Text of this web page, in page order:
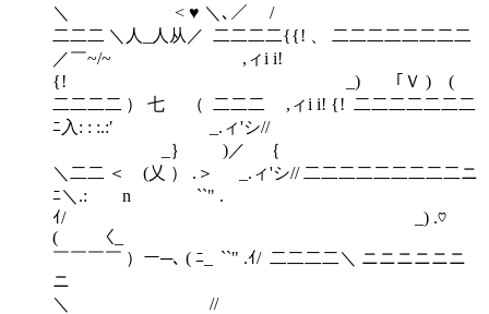
＼ < ♥ ＼､／ /
二二二 ＼人_人从／ 二二二二{{! 、 二二二二二二二二
／￣~/~ ,ィi i!
{! _) ｢Ｖ ) (
二二二二 ） 七 （ 二二二 ,ィi i! {! 二二二二二二二
ﾆ入: : :.:′ _.ィ'シ//
_｝ )／ ｛
＼二二 ＜ (乂 ） .＞ _.ィ'シ// 二二二二二二二二二ニ
ﾆ＼.: n ``" .
ｲ/ _) .♡
( 〈_
￣￣￣￣ ）ー─､ ( ﾆ_ ``" .ｲ/ 二二二二＼ ニニニニニニ
ニ
＼